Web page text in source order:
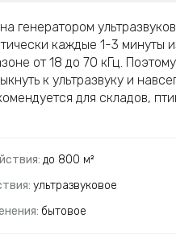
генератором
каждые 1-3 минуты
от 18 до 70 кГц.
к ультразвуку и
для складов,
до 800 м²
ультразвуковое
бытовое